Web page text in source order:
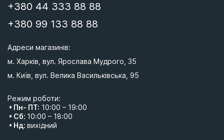
+380 44 333 88 88
+380 99 133 88 88
Адреси магазинів:
м. Харків, вул. Ярослава Мудрого, 35
м. Київ, вул. Велика Васильківська, 95
Режим роботи:
• Пн- ПТ: 10:00 – 19:00
• Сб: 10:00 – 18:00
• Нд: вихідний